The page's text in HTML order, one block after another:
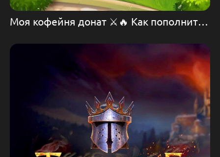
Моя кофейня донат ⚔️🔥 Как пополнить игру Моя кофейня 💪 Игра Моя кофейня